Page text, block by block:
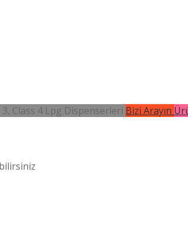
3, Class 4 Lpg Dispenserleri Bizi Arayın